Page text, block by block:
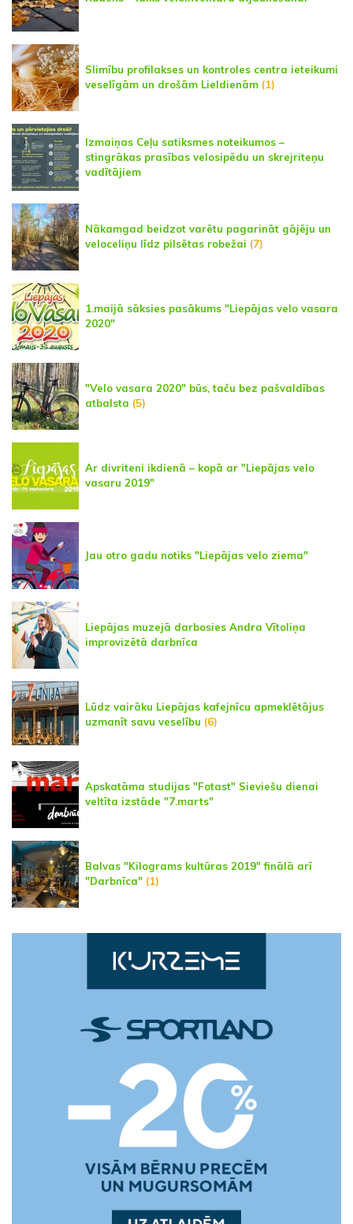
Slimību profilakses un kontroles centra ieteikumi
veselīgām un drošām Lieldienām (1)
Izmaiņas Ceļu satiksmes noteikumos –
stingrākas prasības velosipēdu un skrejriteņu
vadītājiem
Nākamgad beidzot varētu pagarināt gājēju un
veloceliņu līdz pilsētas robežai (7)
1.maijā sāksies pasākums "Liepājas velo vasara
2020"
"Velo vasara 2020" būs, taču bez pašvaldības
atbalsta (5)
Ar divriteni ikdienā – kopā ar "Liepājas velo
vasaru 2019"
Jau otro gadu notiks "Liepājas velo ziema"
Liepājas muzejā darbosies Andra Vītoliņa
improvizētā darbnīca
Lūdz vairāku Liepājas kafejnīcu apmeklētājus
uzmanīt savu veselību (6)
Apskatāma studijas "Fotast" Sieviešu dienai
veltīta izstāde "7.marts"
Balvas "Kilograms kultūras 2019" finālā arī
"Darbnīca" (1)